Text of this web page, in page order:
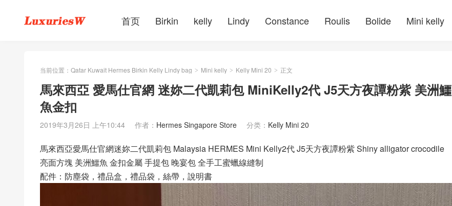
首页 Birkin kelly Lindy Constance Roulis Bolide Mini kelly
当前位置： Qatar Kuwait Hermes Birkin Kelly Lindy bag > Mini kelly > Kelly Mini 20 > 正文
馬來西亞 愛馬仕官網 迷妳二代凱莉包 MiniKelly2代 J5天方夜譚粉紫 美洲鱷
魚金扣
2019年3月26日 上午10:44 作者： Hermes Singapore Store 分类： Kelly Mini 20
馬來西亞愛馬仕官網迷妳二代凱莉包 Malaysia HERMES Mini Kelly2代 J5天方夜譚粉紫 Shiny alligator crocodile
亮面方塊 美洲鱷魚 金扣金屬 手提包 晚宴包 全手工蜜蠟線縫制
配件：防塵袋，禮品盒，禮品袋，絲帶，說明書